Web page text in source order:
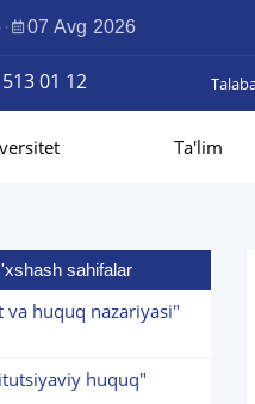
· 07 Avg 2026
01 12
Ta'lim
sahifalar
va huquq nazariyasi"
huquq"